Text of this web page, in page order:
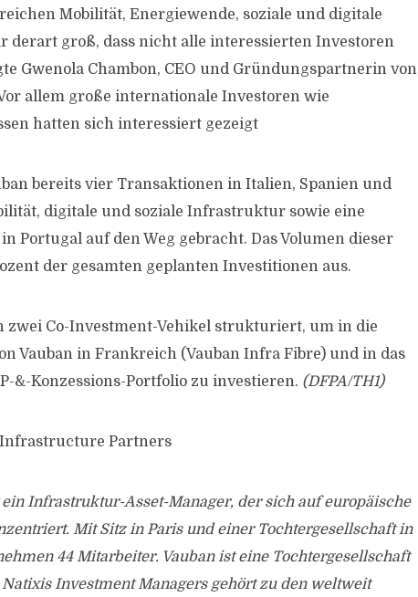
Mobilität, Energiewende, soziale und digitale
derart groß, dass nicht alle interessierten Investoren
Gwenola Chambon, CEO und Gründungspartnerin von
allem große internationale Investoren wie
hatten sich interessiert gezeigt
bereits vier Transaktionen in Italien, Spanien und
digitale und soziale Infrastruktur sowie eine
Portugal auf den Weg gebracht. Das Volumen dieser
der gesamten geplanten Investitionen aus.
zwei Co-Investment-Vehikel strukturiert, um in die
Vauban in Frankreich (Vauban Infra Fibre) und in das
&-Konzessions-Portfolio zu investieren. (DFPA/TH1)
Infrastructure Partners
Infrastruktur-Asset-Manager, der sich auf europäische
Mit Sitz in Paris und einer Tochtergesellschaft in
44 Mitarbeiter. Vauban ist eine Tochtergesellschaft
Investment Managers gehört zu den weltweit